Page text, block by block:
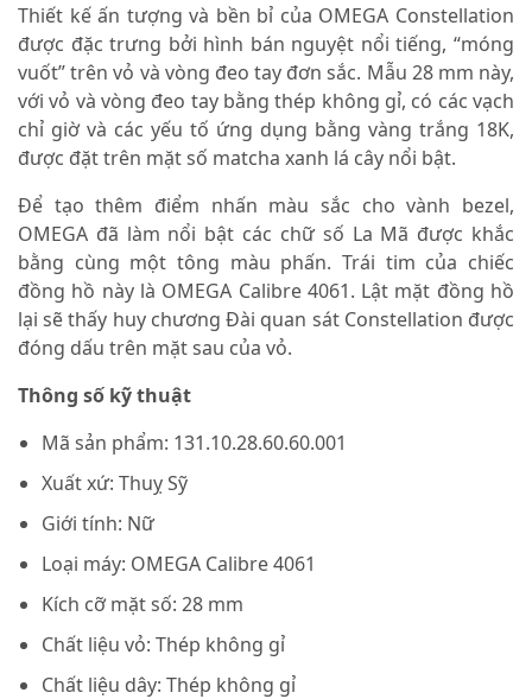
Thiết kế ấn tượng và bền bỉ của OMEGA Constellation
được đặc trưng bởi hình bán nguyệt nổi tiếng, “móng
vuốt” trên vỏ và vòng đeo tay đơn sắc. Mẫu 28 mm này,
với vỏ và vòng đeo tay bằng thép không gỉ, có các vạch
chỉ giờ và các yếu tố ứng dụng bằng vàng trắng 18K,
được đặt trên mặt số matcha xanh lá cây nổi bật.
Để tạo thêm điểm nhấn màu sắc cho vành bezel,
OMEGA đã làm nổi bật các chữ số La Mã được khắc
bằng cùng một tông màu phấn. Trái tim của chiếc
đồng hồ này là OMEGA Calibre 4061. Lật mặt đồng hồ
lại sẽ thấy huy chương Đài quan sát Constellation được
đóng dấu trên mặt sau của vỏ.
Thông số kỹ thuật
Mã sản phẩm: 131.10.28.60.60.001
Xuất xứ: Thuỵ Sỹ
Giới tính: Nữ
Loại máy: OMEGA Calibre 4061
Kích cỡ mặt số: 28 mm
Chất liệu vỏ: Thép không gỉ
Chất liệu dây: Thép không gỉ